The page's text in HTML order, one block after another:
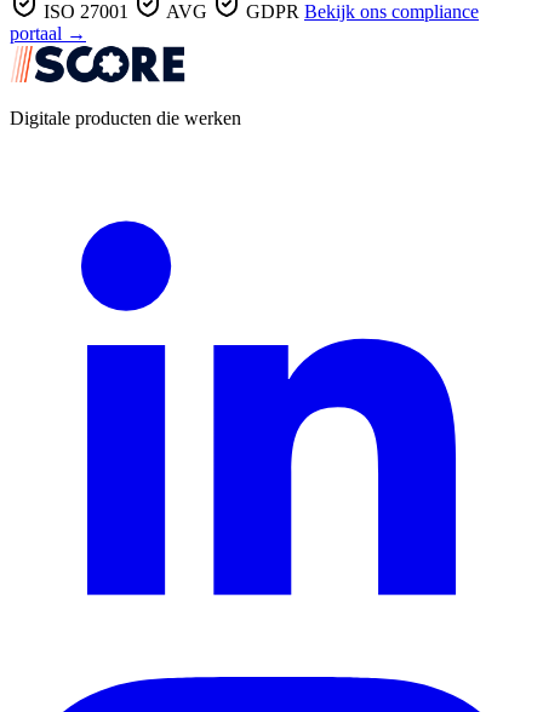
ISO 27001 AVG GDPR Bekijk ons compliance
portaal →
Digitale producten die werken